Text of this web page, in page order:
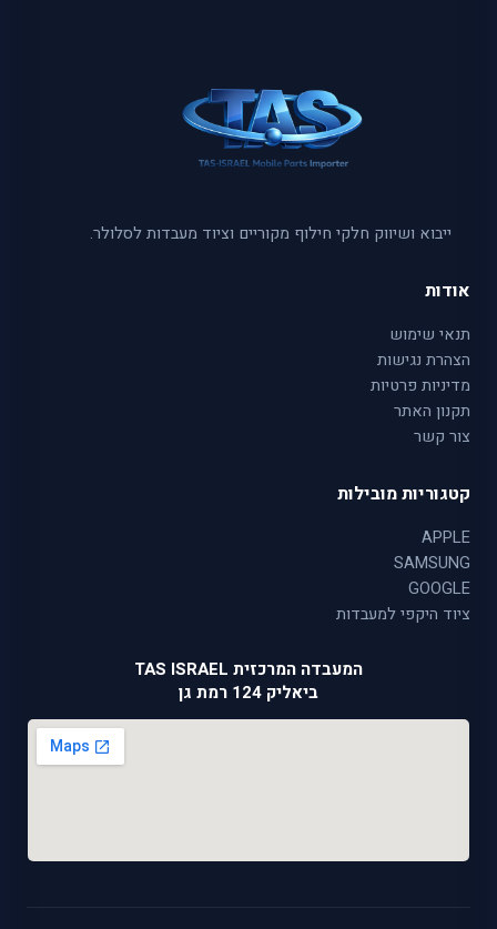
ייבוא ושיווק חלקי חילוף מקוריים וציוד מעבדות לסלולר.
אודות
תנאי שימוש
הצהרת נגישות
מדיניות פרטיות
תקנון האתר
צור קשר
קטגוריות מובילות
APPLE
SAMSUNG
GOOGLE
ציוד היקפי למעבדות
המעבדה המרכזית TAS ISRAEL
ביאליק 124 רמת גן